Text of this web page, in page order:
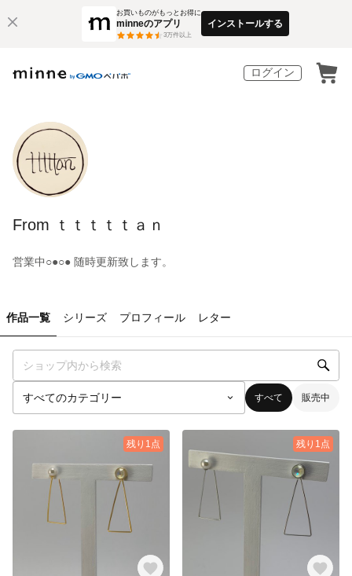
お買いものがもっとお得に
minneのアプリ
3万件以上
インストールする
ログイン
From ｔｔｔｔｔａｎ
営業中○●○● 随時更新致します。
作品一覧 シリーズ プロフィール レター
すべて 販売中
残り1点 残り1点